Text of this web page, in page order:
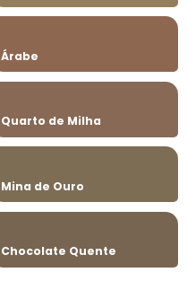
Árabe
Quarto de Milha
Mina de Ouro
Chocolate Quente